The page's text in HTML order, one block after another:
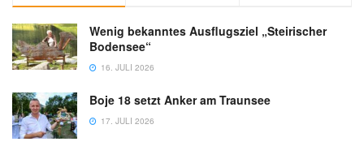
Wenig bekanntes Ausflugsziel „Steirischer
Bodensee“
16. JULI 2026
Boje 18 setzt Anker am Traunsee
17. JULI 2026